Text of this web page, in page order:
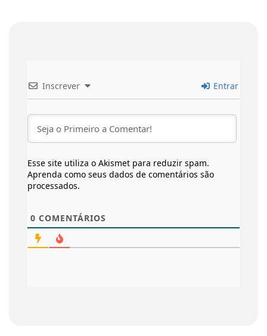
Inscrever Entrar
Esse site utiliza o Akismet para reduzir spam.
Aprenda como seus dados de comentários são
processados.
0 COMENTÁRIOS